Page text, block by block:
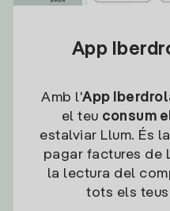
App
Amb l'App
el teu consum
estalviar Llum. És
pagar factures de
la lectura del
tots els